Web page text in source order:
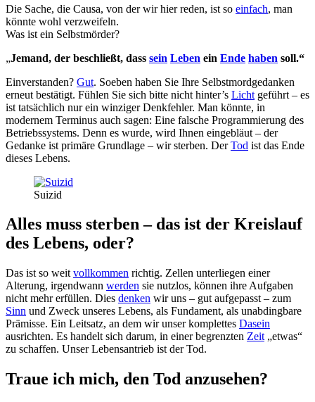
Die Sache, die Causa, von der wir hier reden, ist so einfach, man
könnte wohl verzweifeln.
Was ist ein Selbstmörder?
„Jemand, der beschließt, dass sein Leben ein Ende haben soll.“
Einverstanden? Gut. Soeben haben Sie Ihre Selbstmordgedanken
erneut bestätigt. Fühlen Sie sich bitte nicht hinter’s Licht geführt – es
ist tatsächlich nur ein winziger Denkfehler. Man könnte, in
modernem Terminus auch sagen: Eine falsche Programmierung des
Betriebssystems. Denn es wurde, wird Ihnen eingebläut – der
Gedanke ist primäre Grundlage – wir sterben. DerTod ist das Ende
dieses Lebens.
Suizid
Alles muss sterben – das ist der Kreislauf
des Lebens, oder?
Das ist so weit vollkommen richtig. Zellen unterliegen einer
Alterung, irgendwann werden sie nutzlos, können ihre Aufgaben
nicht mehr erfüllen. Dies denken wir uns – gut aufgepasst – zum
Sinn und Zweck unseres Lebens, als Fundament, als unabdingbare
Prämisse. Ein Leitsatz, an dem wir unser komplettes Dasein
ausrichten. Es handelt sich darum, in einer begrenzten Zeit „etwas“
zu schaffen. Unser Lebensantrieb ist der Tod.
Traue ich mich, den Tod anzusehen?